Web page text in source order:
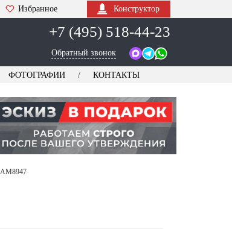
Избранное Конструктор
+7 (495) 518-44-23
Обратный звонок
ФОТОГРАФИИ КОНТАКТЫ